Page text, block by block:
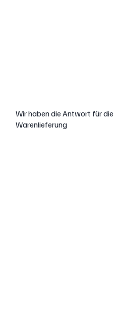
Wir haben die Antwort für
Warenlieferung